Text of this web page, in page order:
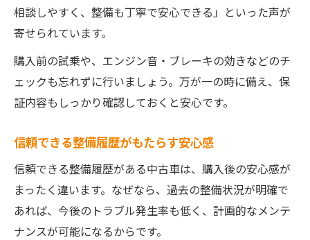
相談しやすく、整備も丁寧で安心できる」といった声が
寄せられています。
購入前の試乗や、エンジン音・ブレーキの効きなどのチ
ェックも忘れずに行いましょう。万が一の時に備え、保
証内容もしっかり確認しておくと安心です。
信頼できる整備履歴がもたらす安心感
信頼できる整備履歴がある中古車は、購入後の安心感が
まったく違います。なぜなら、過去の整備状況が明確で
あれば、今後のトラブル発生率も低く、計画的なメンテ
ナンスが可能になるからです。